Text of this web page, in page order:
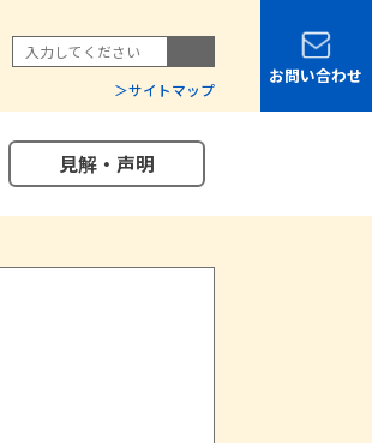
サイトマップ
見解・声明
お問い合わせ